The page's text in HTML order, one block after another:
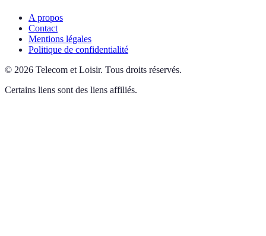
A propos
Contact
Mentions légales
Politique de confidentialité
© 2026 Telecom et Loisir. Tous droits réservés.
Certains liens sont des liens affiliés.